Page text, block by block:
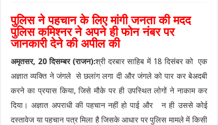
पुलिस ने पहचान के लिए मांगी जनता की मदद
पुलिस कमिश्नर ने अपने ही फोन नंबर पर
जानकारी देने की अपील की
अमृतसर, 20 दिसम्बर (राजन):श्री दरबार साहिब में 18 दिसंबर को एक
अज्ञात व्यक्ति ने जंगले से छलांग लगा दी और जंगले को पार कर बेअदबी
करने का प्रयास किया, जिसे मौके पर ही उपस्थित लोगों ने नाकाम कर
दिया। अज्ञात अपराधी की पहचान नहीं हो पाई और न ही उससे कोई
दस्तावेज या पहचान पत्र मिला है जिसके आधार पर पुलिस मामले में किसी